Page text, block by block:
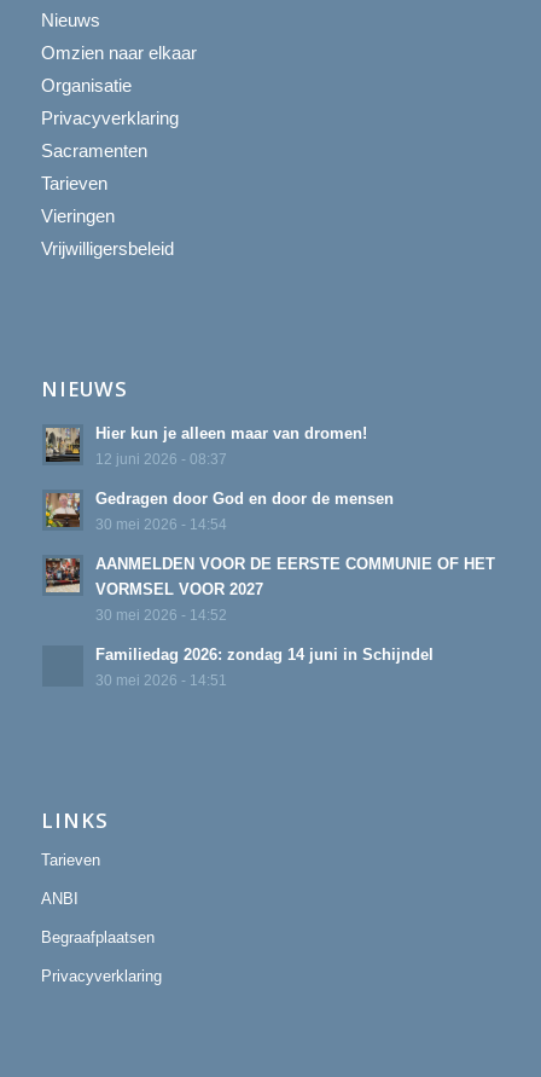
Nieuws
Omzien naar elkaar
Organisatie
Privacyverklaring
Sacramenten
Tarieven
Vieringen
Vrijwilligersbeleid
NIEUWS
Hier kun je alleen maar van dromen!
12 juni 2026 - 08:37
Gedragen door God en door de mensen
30 mei 2026 - 14:54
AANMELDEN VOOR DE EERSTE COMMUNIE OF HET
VORMSEL VOOR 2027
30 mei 2026 - 14:52
Familiedag 2026: zondag 14 juni in Schijndel
30 mei 2026 - 14:51
LINKS
Tarieven
ANBI
Begraafplaatsen
Privacyverklaring